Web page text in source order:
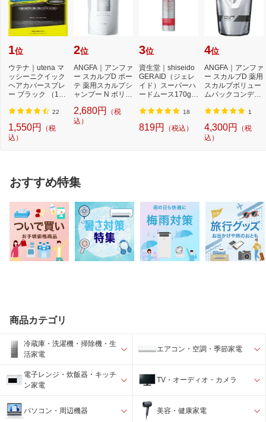
1位
ウテナ｜utena マ
ッシーニクイック
ヘアカバースプレ
ー ブラック （140
22
1,550円
（税
込）
2位
ANGFA｜アンファ
ー スカルプD ボー
テ 薬用スカルプシ
ャンプー N ボリュ
2,680円
（税
込）
3位
資生堂｜shiseido
GERAID（ジェレ
イド）スーパーハ
ードムース170g
ー...
18
819円 （税込）
4位
ANGFA｜アンファ
ー スカルプD 薬用
スカルプボリュー
ムパックコンディ
1
4,300円
（税
込）
おすすめ特集
商品カテゴリ
冷蔵庫・洗濯機・掃除機・生
活家電
エアコン・空調・季節家電
電子レンジ・炊飯器・キッチ
ン家電
TV・オーディオ・カメラ
パソコン・周辺機器 美容・健康家電